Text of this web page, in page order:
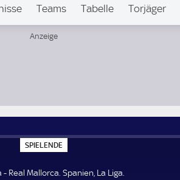
Teams Tabelle Torjäger
SPIELENDE
P
E
- Real Mallorca. Spanien, La Liga.